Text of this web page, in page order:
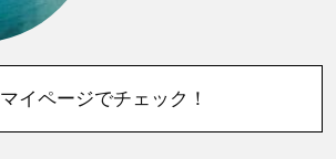
マイページでチェック！